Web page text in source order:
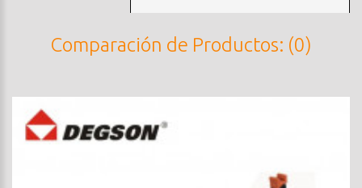
Comparación de Productos: (0)